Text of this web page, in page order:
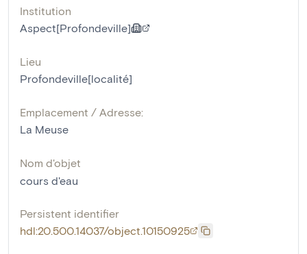
Institution
Aspect[Profondeville]
Lieu
Profondeville[localité]
Emplacement / Adresse:
La Meuse
Nom d'objet
cours d'eau
Persistent identifier
hdl:20.500.14037/object.10150925